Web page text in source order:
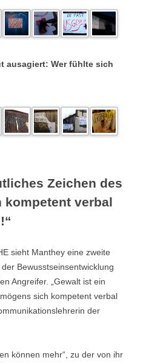
ausagiert: Wer fühlte sich
Zeichen des
kompetent verbal
sieht Manthey eine zweite
Bewusstseinsentwicklung
Angreifer. „Gewalt ist ein
sich kompetent verbal
der
können mehr“, zu der von ihr